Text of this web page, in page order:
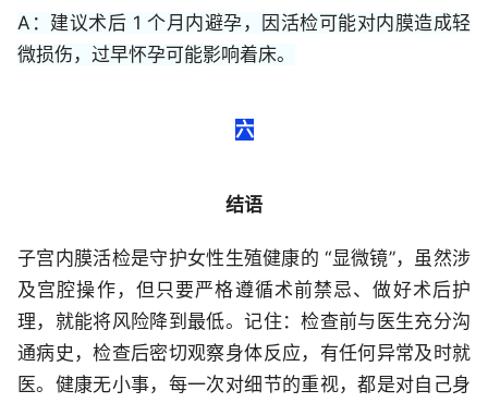
A：建议术后 1 个月内避孕，因活检可能对内膜造成轻
微损伤，过早怀孕可能影响着床。
六
结语
子宫内膜活检是守护女性生殖健康的 “显微镜”，虽然涉
及宫腔操作，但只要严格遵循术前禁忌、做好术后护
理，就能将风险降到最低。记住：检查前与医生充分沟
通病史，检查后密切观察身体反应，有任何异常及时就
医。健康无小事，每一次对细节的重视，都是对自己身